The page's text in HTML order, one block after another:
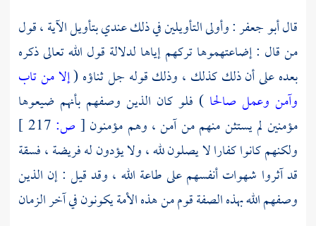
قالأبو جعفر: وأولى التأويلين في ذلك عندي بتأويل الآية ، قول
من قال : إضاعتهموها تركهم إياها لدلالة قول الله تعالى ذكره
بعده على أن ذلك كذلك ، وذلك قوله جل ثناؤه (إلا من تاب
وآمن وعمل صالحا) فلو كان الذين وصفهم بأنهم ضيعوها
مؤمنين لم يستثن منهم من آمن ، وهم مؤمنون [ ص:
ولكنهم كانوا كفارا لا يصلون لله ، ولا يؤدون له فريضة ، فسقة
قد آثروا شهوات أنفسهم على طاعة الله ، وقد قيل : إن الذين
وصفهم الله بهذه الصفة قوم من هذه الأمة يكونون في آخر الزمان